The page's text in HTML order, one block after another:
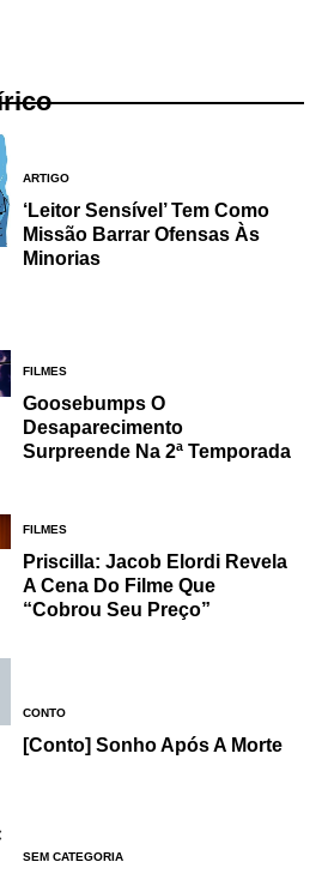
ARTIGO
‘Leitor Sensível’ Tem Como
Missão Barrar Ofensas Às
Minorias
FILMES
Goosebumps O
Desaparecimento
Surpreende Na 2ª Temporada
FILMES
Priscilla: Jacob Elordi Revela
A Cena Do Filme Que
“Cobrou Seu Preço”
CONTO
[Conto] Sonho Após A Morte
SEM CATEGORIA